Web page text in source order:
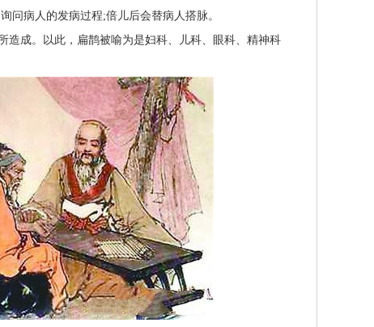
问病人的发病过程;倍儿后会替病人搭脉。
成。以此，扁鹊被喻为是妇科、儿科、眼科、精神科